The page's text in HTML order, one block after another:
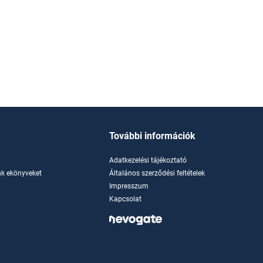
ekönyveket
További információk
Adatkezelési tájékoztató
Általános szerződési feltételek
Impresszum
Kapcsolat